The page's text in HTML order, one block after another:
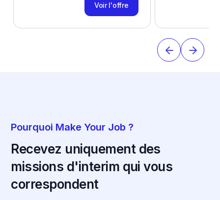
Voir l'offre
Pourquoi Make Your Job ?
Recevez uniquement des
missions d'interim qui vous
correspondent